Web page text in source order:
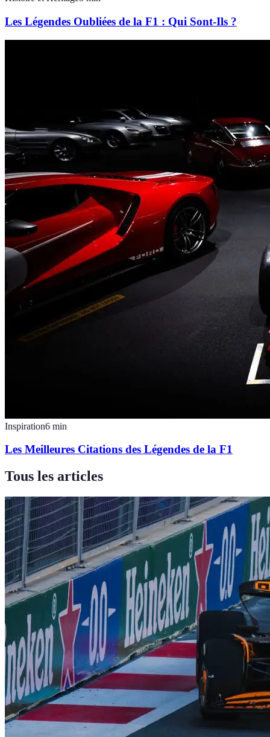
Les Légendes Oubliées de la F1 : Qui Sont-Ils ?
Inspiration6 min
Les Meilleures Citations des Légendes de la F1
Tous les articles